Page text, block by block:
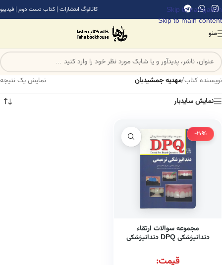
Skip to navigation
Skip to main content
کاتالوگ انتشارات | کتاب دست دوم | فیدیبو
منو
نویسنده کتاب/مهدیه جمشیدبان
نمایش یک نتیجه
نمایش سایدبار
-20%
مجموعه سوالات ارتقاء
دندانپزشکی DPQ دندانپزشکی
قیمت: